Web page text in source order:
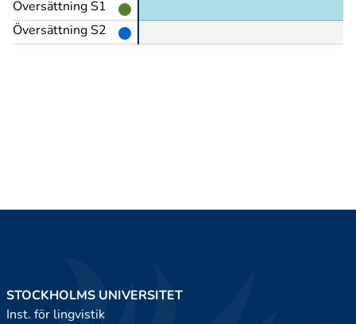
Översättning S1
Översättning S2
STOCKHOLMS UNIVERSITET
Inst. för lingvistik